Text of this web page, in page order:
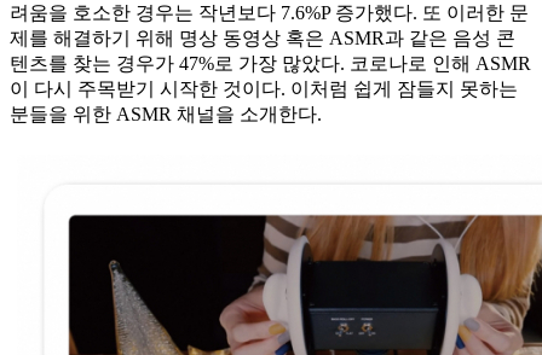
려움을 호소한 경우는 작년보다 7.6%P 증가했다. 또 이러한 문
제를 해결하기 위해 명상 동영상 혹은 ASMR과 같은 음성 콘
텐츠를 찾는 경우가 47%로 가장 많았다. 코로나로 인해 ASMR
이 다시 주목받기 시작한 것이다. 이처럼 쉽게 잠들지 못하는
분들을 위한 ASMR 채널을 소개한다.